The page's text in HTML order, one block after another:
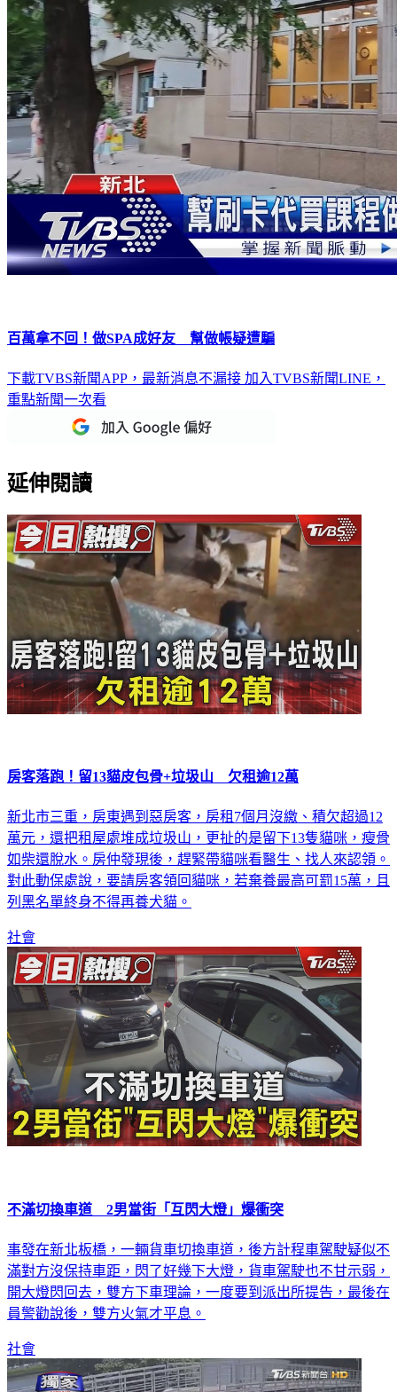
百萬拿不回！做SPA成好友 幫做帳疑遭騙
下載TVBS新聞APP，最新消息不漏接 加入TVBS新聞LINE，
重點新聞一次看
延伸閱讀
房客落跑！留13貓皮包骨+垃圾山 欠租逾12萬
新北市三重，房東遇到惡房客，房租7個月沒繳、積欠超過12
萬元，還把租屋處堆成垃圾山，更扯的是留下13隻貓咪，瘦骨
如柴還脫水。房仲發現後，趕緊帶貓咪看醫生、找人來認領。
對此動保處說，要請房客領回貓咪，若棄養最高可罰15萬，且
列黑名單終身不得再養犬貓。
社會
不滿切換車道 2男當街「互閃大燈」爆衝突
事發在新北板橋，一輛貨車切換車道，後方計程車駕駛疑似不
滿對方沒保持車距，閃了好幾下大燈，貨車駕駛也不甘示弱，
開大燈閃回去，雙方下車理論，一度要到派出所提告，最後在
員警勸說後，雙方火氣才平息。
社會